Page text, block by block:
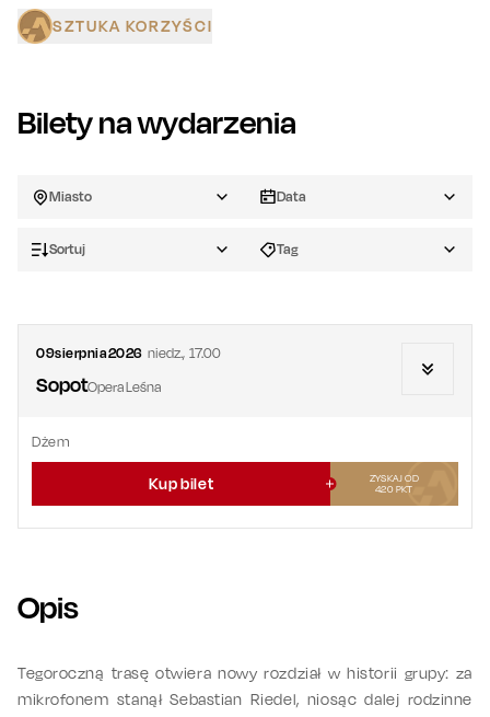
SZTUKA KORZYŚCI
Bilety na wydarzenia
Miasto Data
Sortuj Tag
09sierpnia2026 niedz., 17.00
SopotOpera Leśna
Dżem
Kup bilet
ZYSKAJ OD
420 PKT
Opis
Tegoroczną trasę otwiera nowy rozdział w historii grupy: za
mikrofonem stanął Sebastian Riedel, niosąc dalej rodzinne